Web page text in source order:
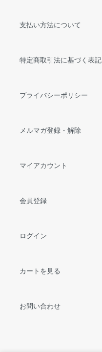
支払い方法について
特定商取引法に基づく表記
プライバシーポリシー
メルマガ登録・解除
マイアカウント
会員登録
ログイン
カートを見る
お問い合わせ